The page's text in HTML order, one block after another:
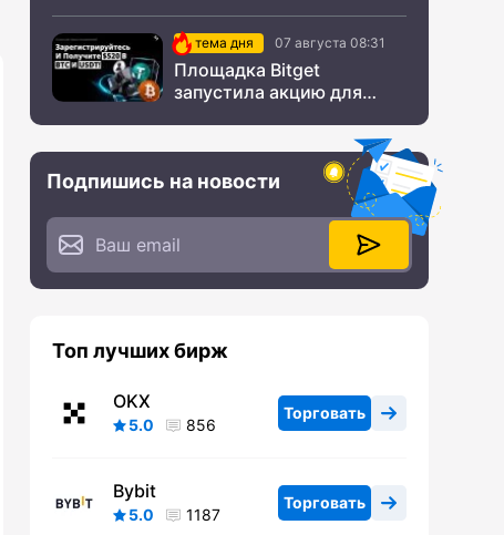
тема дня 07 августа 08:31
Площадка Bitget
запустила акцию для
Подпишись на новости
Топ лучших бирж
OKX
5.0 856
Торговать
Bybit
5.0 1187
Торговать